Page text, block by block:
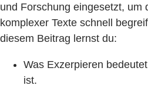
und Forschung eingesetzt, um
komplexer Texte schnell
diesem Beitrag lernst du:
Was Exzerpieren
ist.